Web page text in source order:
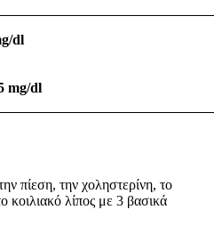
Διαβήτης
/dl
mg/dl
πίεση, την χοληστερίνη, το
κοιλιακό λίπος με 3 βασικά